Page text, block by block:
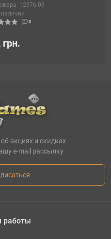
12976-09
наличии
0
акциях и скидках
e-mail рассылку
работы